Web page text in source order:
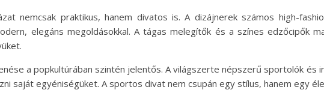
nemcsak praktikus, hanem divatos is. A dizájnerek számos high-
elegáns megoldásokkal. A tágas melegítők és a színes edzőcipők
a popkultúrában szintén jelentős. A világszerte népszerű sportolók és
saját egyéniségüket. A sportos divat nem csupán egy stílus, hanem egy